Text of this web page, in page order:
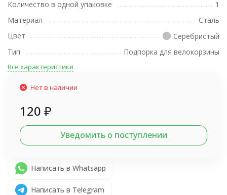
Количество в одной упаковке
1
Материал
Сталь
Цвет
Серебристый
Тип
Подпорка для велокорзины
Все характеристики
Нет в наличии
120 ₽
Уведомить о поступлении
Написать в Whatsapp
Написать в Telegram